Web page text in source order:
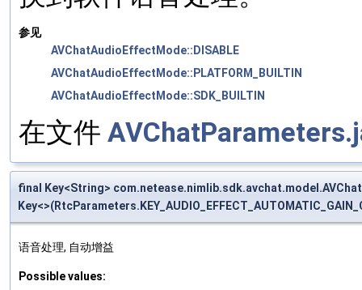
参见
AVChatAudioEffectMode::DISABLE
AVChatAudioEffectMode::PLATFORM_BUILTIN
AVChatAudioEffectMode::SDK_BUILTIN
在文件
final Key<String>
语音处理, 自动增益
Possible values: